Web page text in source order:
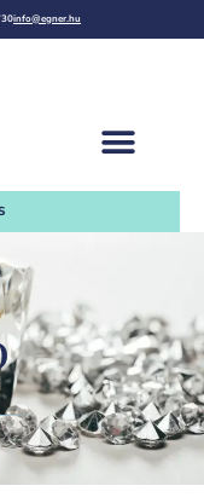
info@egner.hu